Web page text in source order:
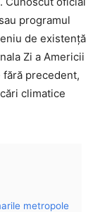
programul
de existență
Zi a Americii
precedent,
climatice
metropole